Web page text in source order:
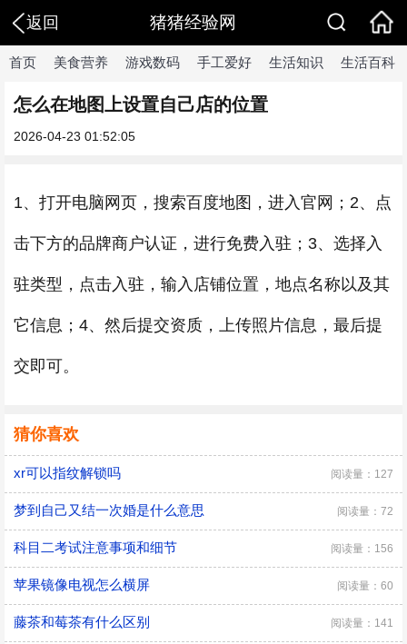
返回 猪猪经验网
首页 美食营养 游戏数码 手工爱好 生活知识 生活百科
怎么在地图上设置自己店的位置
2026-04-23 01:52:05
1、打开电脑网页，搜索百度地图，进入官网；2、点
击下方的品牌商户认证，进行免费入驻；3、选择入
驻类型，点击入驻，输入店铺位置，地点名称以及其
它信息；4、然后提交资质，上传照片信息，最后提
交即可。
猜你喜欢
xr可以指纹解锁吗 阅读量：127
梦到自己又结一次婚是什么意思 阅读量：72
科目二考试注意事项和细节 阅读量：156
苹果镜像电视怎么横屏 阅读量：60
藤茶和莓茶有什么区别 阅读量：141